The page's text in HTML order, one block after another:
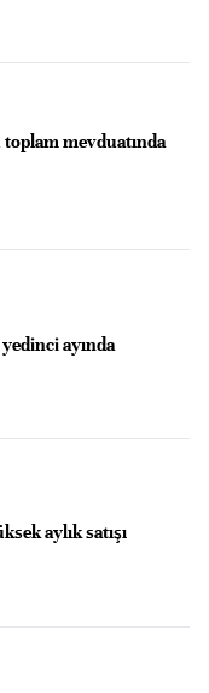
toplam mevduatında
ayında
aylık satışı